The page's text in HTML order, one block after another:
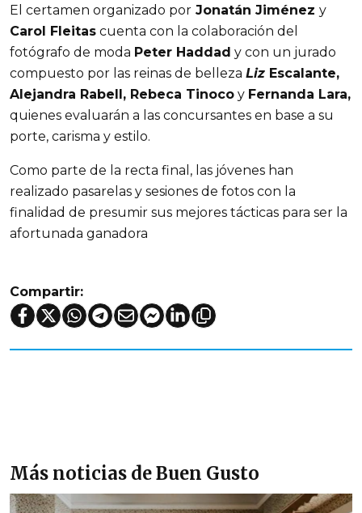
El certamen organizado por Jonatán Jiménez y
Carol Fleitas cuenta con la colaboración del
fotógrafo de moda Peter Haddad y con un jurado
compuesto por las reinas de belleza Liz Escalante,
Alejandra Rabell, Rebeca Tinoco y Fernanda Lara,
quienes evaluarán a las concursantes en base a su
porte, carisma y estilo.
Como parte de la recta final, las jóvenes han
realizado pasarelas y sesiones de fotos con la
finalidad de presumir sus mejores tácticas para ser la
afortunada ganadora
Compartir:
Más noticias de Buen Gusto